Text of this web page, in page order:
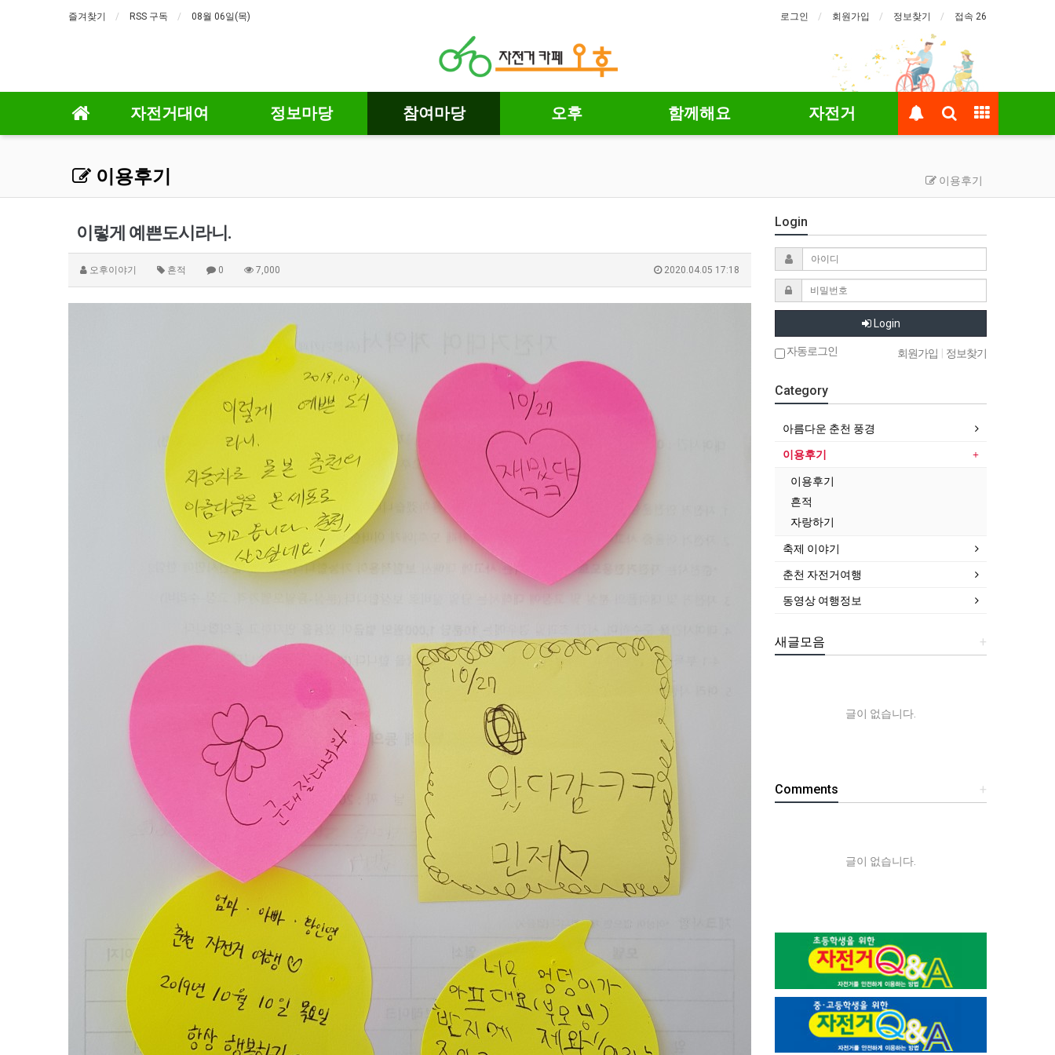
즐겨찾기 RSS 구독 08월 06일(목) 로그인 회원가입 정보찾기 접속 26
자전거대여 정보마당 참여마당 오후 함께해요 자전거
이용후기 이용후기
이렇게 예쁜도시라니.
오후이야기 흔적 0 7,000 2020.04.05 17:18
Login
Login
자동로그인 회원가입 정보찾기
Category
아름다운 춘천 풍경
이용후기
이용후기
흔적
자랑하기
축제 이야기
춘천 자전거여행
동영상 여행정보
+
새글모음
글이 없습니다.
+
Comments
글이 없습니다.